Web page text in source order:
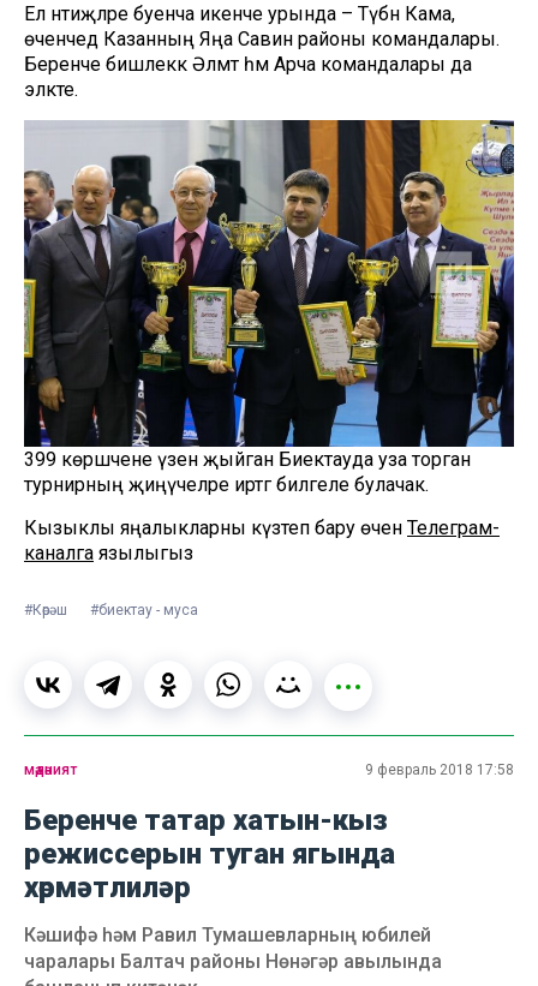
Ел нәтиҗәләре буенча икенче урында – Түбән Кама,
өченчедә Казанның Яңа Савин районы командалары.
Беренче бишлеккә Әлмәт һәм Арча командалары да
эләкте.
399 көрәшчене үзенә җыйган Биектауда уза торган
турнирның җиңүчеләре иртәгә билгеле булачак.
Кызыклы яңалыкларны күзәтеп бару өчен Телеграм-
каналга язылыгыз
#Көрәш #биектау - муса
мәдәният 9 февраль 2018 17:58
Беренче татар хатын-кыз
режиссерын туган ягында
хөрмәтлиләр
Кәшифә һәм Равил Тумашевларның юбилей
чаралары Балтач районы Нөнәгәр авылында